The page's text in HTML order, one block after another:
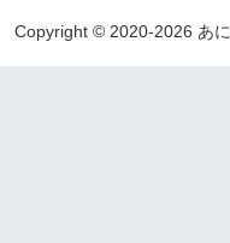
Copyright © 2020-2026 あ